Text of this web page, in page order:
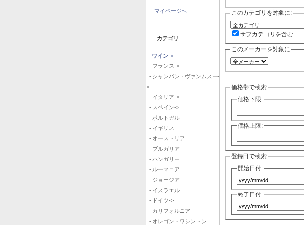
マイページへ
カテゴリ
ワイン->
- フランス->
- シャンパン・ヴァンムスー-
>
- イタリア->
- スペイン->
- ポルトガル
- イギリス
- オーストリア
- ブルガリア
- ハンガリー
- ルーマニア
- ジョージア
- イスラエル
- ドイツ->
- カリフォルニア
- オレゴン・ワシントン
このカテゴリを対象に:
サブカテゴリを含む
このメーカーを対象に
価格帯で検索
価格下限:
価格上限:
登録日で検索
開始日付:
終了日付: